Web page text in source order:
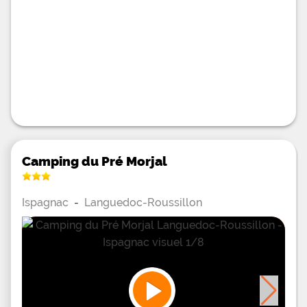
Camping du Pré Morjal
Ispagnac - Languedoc-Roussillon